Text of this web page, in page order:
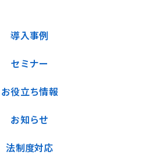
導入事例
セミナー
お役立ち情報
お知らせ
法制度対応